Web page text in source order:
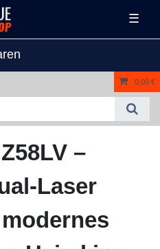
☰
0,00 €
–
Laser